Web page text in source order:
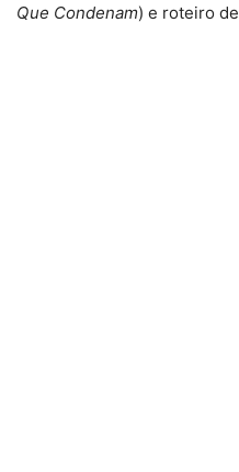
Que Condenam) e roteiro de